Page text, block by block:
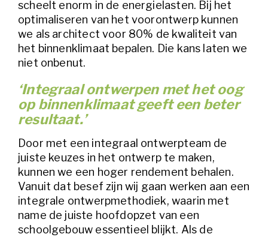
scheelt enorm in de energielasten. Bij het
optimaliseren van het voorontwerp kunnen
we als architect voor 80% de kwaliteit van
het binnenklimaat bepalen.​ Die kans laten we
niet onbenut.
‘Integraal ontwerpen met het oog
op binnenklimaat geeft een beter
resultaat.’
Door met een integraal ontwerpteam de
juiste keuzes in het ontwerp te maken,
kunnen we een hoger rendement behalen.
Vanuit dat besef zijn wij gaan werken aan een
integrale ontwerpmethodiek, waarin met
name de juiste hoofdopzet van een
schoolgebouw essentieel blijkt. Als de